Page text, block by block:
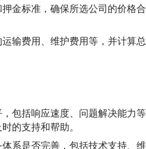
押金标准，确保所选公司的价格
运输费用、维护费用等，并计算
，包括响应速度、问题解决能力
的支持和帮助。
系是否完善，包括技术支持、